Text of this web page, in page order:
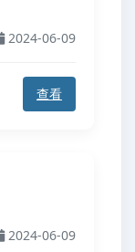
2024-06-09
查看
2024-06-09